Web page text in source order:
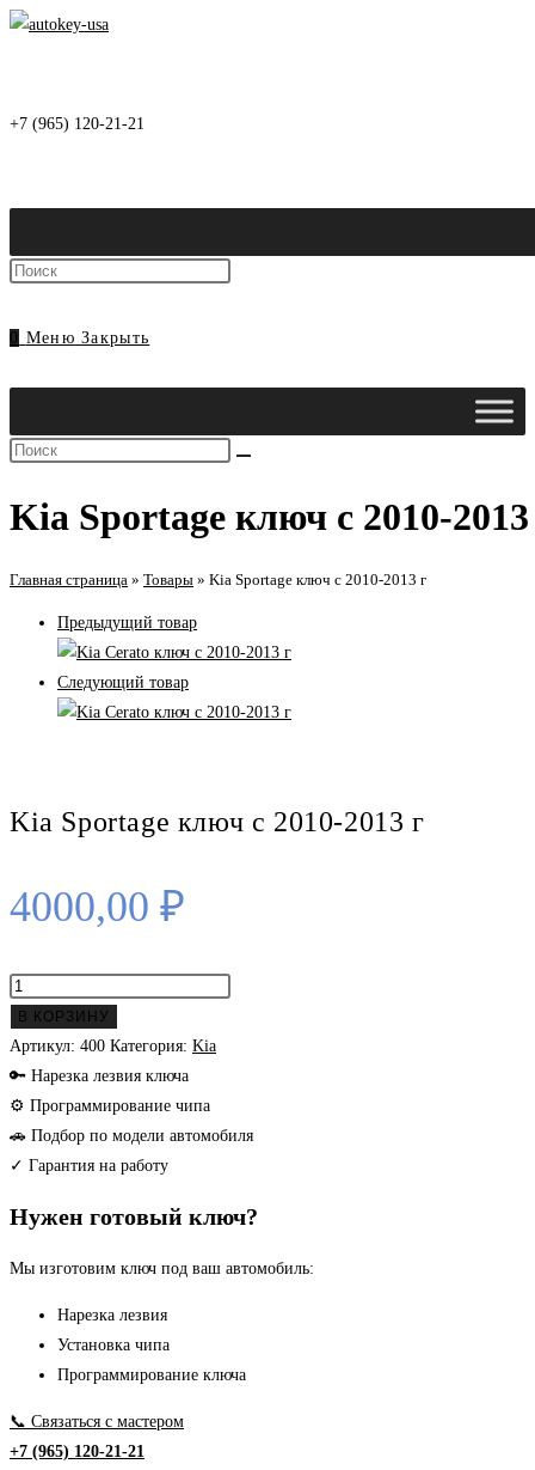
Перейти
+7 (965) 120-21-21
закрыть
0 Меню Закрыть
Поиск
сайте
Kia Sportage ключ с 2010-2013
Главная страница » Товары » Kia Sportage ключ с 2010-2013 г
Предыдущий товар
Следующий товар
Kia Sportage ключ с 2010-2013 г
4000,00 ₽
Количество
товара
Kia
Sportage
ключ
с
2010-
г
В КОРЗИНУ
Артикул: 400 Категория: Kia
🔑 Нарезка лезвия ключа
⚙ Программирование чипа
🚗 Подбор по модели автомобиля
✓ Гарантия на работу
Нужен готовый ключ?
Мы изготовим ключ под ваш автомобиль:
Нарезка лезвия
Установка чипа
Программирование ключа
📞 Связаться с мастером
+7 (965) 120-21-21